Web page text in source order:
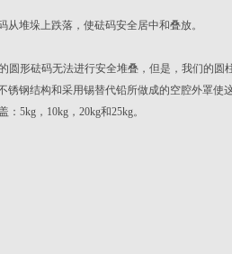
堆垛上跌落，使砝码安全居中和叠放。
形砝码无法进行安全堆叠，但是，我们的圆
钢结构和采用锡替代铅所做成的空腔外罩使
5kg，10kg，20kg和25kg。